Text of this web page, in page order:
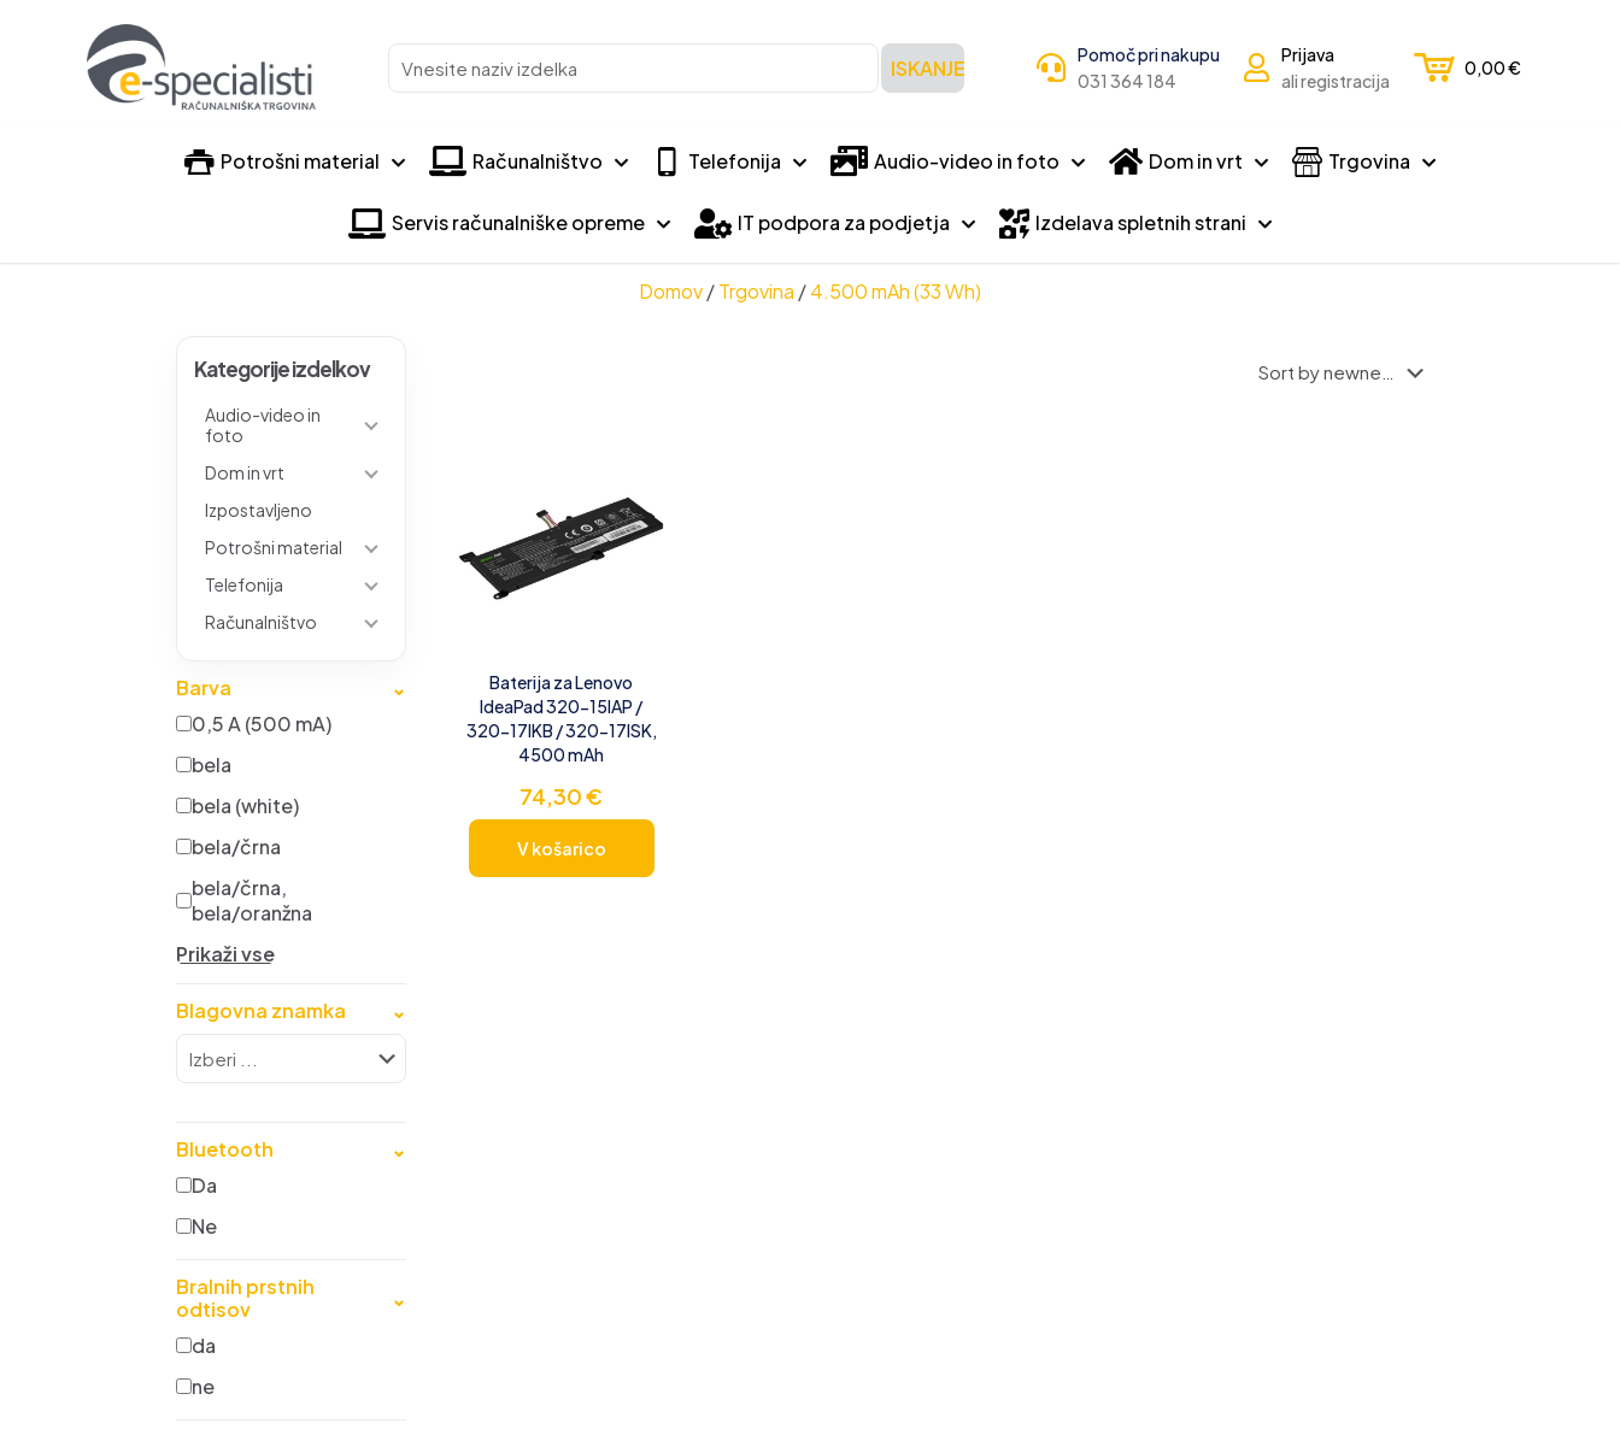
Vnesite
naziv
ISKANJE
Pomoč pri nakupu
031 364 184
Prijava
ali registracija
0,00€
Potrošni material Računalništvo Telefonija Audio-video in foto Dom in vrt Trgovina
Servis računalniške opreme IT podpora za podjetja Izdelava spletnih strani
Domov/Trgovina /4.500 mAh (33 Wh)
Kategorije izdelkov
Audio-video in
foto
Dom in vrt
Izpostavljeno
Potrošni material
Telefonija
Računalništvo
Barva
⌄
0,5 A (500 mA)
bela
bela (white)
bela/črna
bela/črna,
bela/oranžna
Prikaži vse
Blagovna znamka ⌄
Bluetooth
⌄
Da
Ne
Bralnih prstnih
odtisov
⌄
da
ne
Baterija za Lenovo
IdeaPad 320-15IAP /
320-17IKB / 320-17ISK,
4500 mAh
74,30€
V košarico